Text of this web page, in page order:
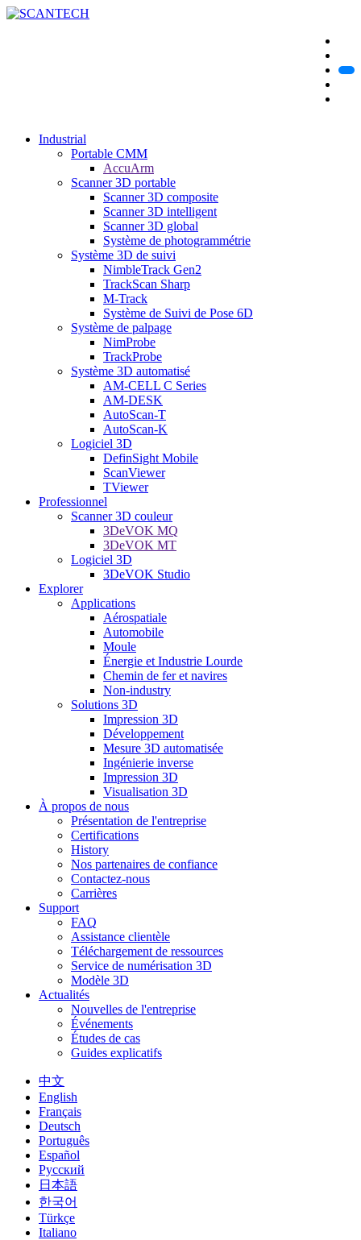
Industrial
Portable CMM
AccuArm
Scanner 3D portable
Scanner 3D composite
Scanner 3D intelligent
Scanner 3D global
Système de photogrammétrie
Système 3D de suivi
NimbleTrack Gen2
TrackScan Sharp
M-Track
Système de Suivi de Pose 6D
Système de palpage
NimProbe
TrackProbe
Système 3D automatisé
AM-CELL C Series
AM-DESK
AutoScan-T
AutoScan-K
Logiciel 3D
DefinSight Mobile
ScanViewer
TViewer
Professionnel
Scanner 3D couleur
3DeVOK MQ
3DeVOK MT
Logiciel 3D
3DeVOK Studio
Explorer
Applications
Aérospatiale
Automobile
Moule
Énergie et Industrie Lourde
Chemin de fer et navires
Non-industry
Solutions 3D
Impression 3D
Développement
Mesure 3D automatisée
Ingénierie inverse
Impression 3D
Visualisation 3D
À propos de nous
Présentation de l'entreprise
Certifications
History
Nos partenaires de confiance
Contactez-nous
Carrières
Support
FAQ
Assistance clientèle
Téléchargement de ressources
Service de numérisation 3D
Modèle 3D
Actualités
Nouvelles de l'entreprise
Événements
Études de cas
Guides explicatifs
中文
English
Français
Deutsch
Português
Español
Русский
日本語
한국어
Türkçe
Italiano